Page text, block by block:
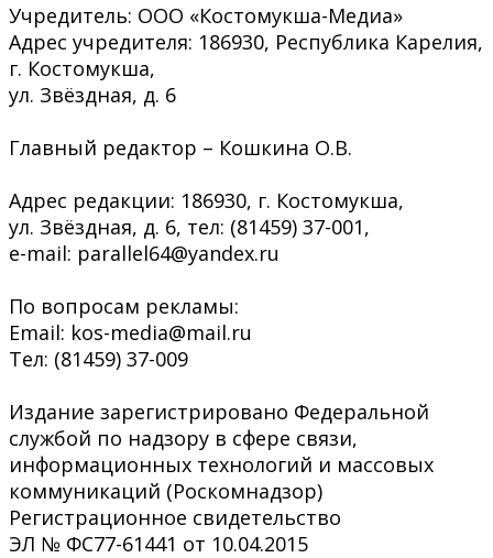
Учредитель: ООО «Костомукша-Медиа»
Адрес учредителя: 186930, Республика Карелия,
г. Костомукша,
ул. Звёздная, д. 6
Главный редактор – Кошкина О.В.
Адрес редакции: 186930, г. Костомукша,
ул. Звёздная, д. 6, тел: (81459) 37-001,
e-mail: parallel64@yandex.ru
По вопросам рекламы:
Email: kos-media@mail.ru
Тел: (81459) 37-009
Издание зарегистрировано Федеральной
службой по надзору в сфере связи,
информационных технологий и массовых
коммуникаций (Роскомнадзор)
Регистрационное свидетельство
ЭЛ № ФС77-61441 от 10.04.2015